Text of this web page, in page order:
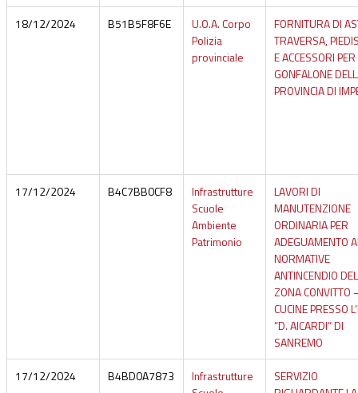
18/12/2024
B51B5F8F6E
U.O.A. Corpo
Polizia
provinciale
FORNITURA DI
TRAVERSA,
E ACCESSORI
GONFALONE
PROVINCIA DI
17/12/2024 B4C7BB0CF8
Infrastrutture
Scuole
Ambiente
Patrimonio
LAVORI DI
MANUTENZIONE
ORDINARIA PER
ADEGUAMENTO
NORMATIVE
ANTINCENDIO
ZONA CONVITTO
CUCINE PRESSO
“D. AICARDI” DI
SANREMO
17/12/2024
B4BD0A7873
Infrastrutture
SERVIZIO